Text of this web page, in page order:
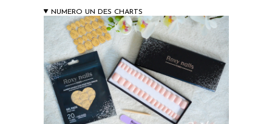
NUMERO UN DES CHARTS